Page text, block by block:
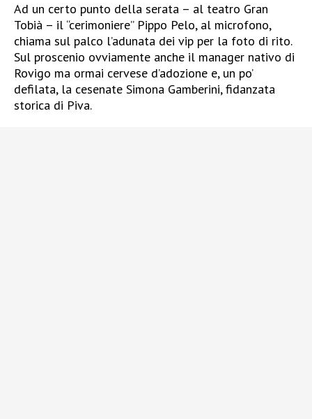
Ad un certo punto della serata – al teatro Gran
Tobià – il “cerimoniere” Pippo Pelo, al microfono,
chiama sul palco l’adunata dei vip per la foto di rito.
Sul proscenio ovviamente anche il manager nativo di
Rovigo ma ormai cervese d’adozione e, un po’
defilata, la cesenate Simona Gamberini, fidanzata
storica di Piva.